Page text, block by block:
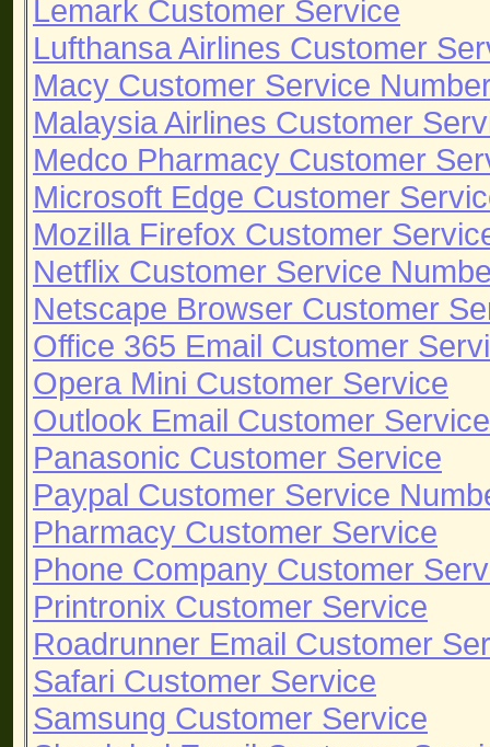
Lemark Customer Service
Lufthansa Airlines Customer
Macy Customer Service
Malaysia Airlines Customer
Medco Pharmacy Customer
Microsoft Edge Customer
Mozilla Firefox Customer
Netflix Customer Service
Netscape Browser Customer
Office 365 Email Customer
Opera Mini Customer Service
Outlook Email Customer Service
Panasonic Customer Service
Paypal Customer Service
Pharmacy Customer Service
Phone Company Customer
Printronix Customer Service
Roadrunner Email Customer
Safari Customer Service
Samsung Customer Service